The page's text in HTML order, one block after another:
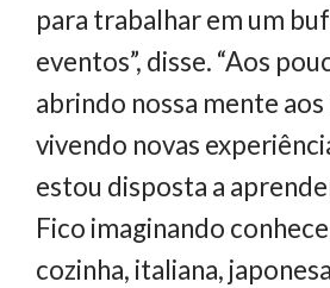
para trabalhar em um
eventos”, disse. “Aos
abrindo nossa mente
vivendo novas
estou disposta a
Fico imaginando
cozinha, italiana,